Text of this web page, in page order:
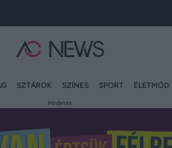
SZTÁROK SZÍNES SPORT ÉLETMÓD
Hirdetés